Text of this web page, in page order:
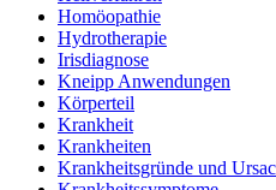
Homöopathie
Hydrotherapie
Irisdiagnose
Kneipp Anwendungen
Körperteil
Krankheit
Krankheiten
Krankheitsgründe und